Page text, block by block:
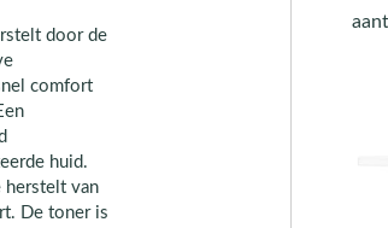
door de
comfort
huid.
herstelt van
De toner is